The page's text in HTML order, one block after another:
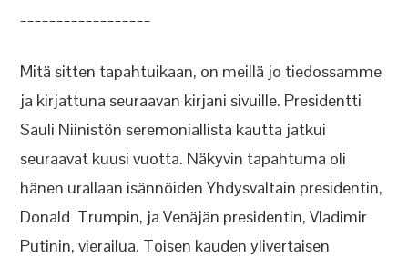
Mitä sitten tapahtuikaan, on meillä jo tiedossamme
ja kirjattuna seuraavan kirjani sivuille. Presidentti
Sauli Niinistön seremoniallista kautta jatkui
seuraavat kuusi vuotta. Näkyvin tapahtuma oli
hänen urallaan isännöiden Yhdysvaltain presidentin,
Donald Trumpin, ja Venäjän presidentin, Vladimir
Putinin, vierailua. Toisen kauden ylivertaisen